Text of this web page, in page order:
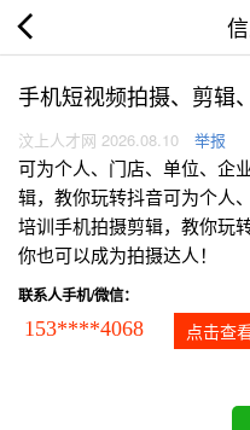
手机短视频拍摄、剪辑
汶上人才网 2026.08.10 举报
可为个人、门店、单位、企
辑，教你玩转抖音可为个人
培训手机拍摄剪辑，教你玩
你也可以成为拍摄达人！
联系人手机/微信：
153****4068 点击查